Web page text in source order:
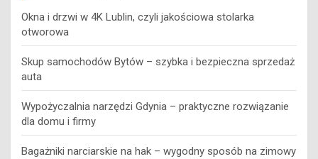
Okna i drzwi w 4K Lublin, czyli jakościowa stolarka
otworowa
Skup samochodów Bytów – szybka i bezpieczna sprzedaż
auta
Wypożyczalnia narzędzi Gdynia – praktyczne rozwiązanie
dla domu i firmy
Bagażniki narciarskie na hak – wygodny sposób na zimowy